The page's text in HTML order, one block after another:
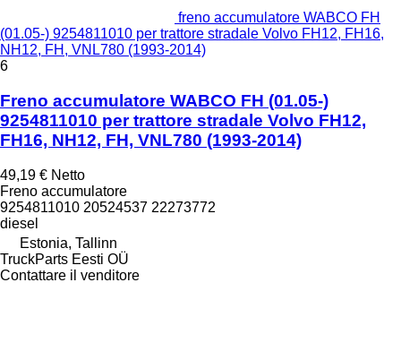
freno accumulatore WABCO FH
(01.05-) 9254811010 per trattore stradale Volvo FH12, FH16,
NH12, FH, VNL780 (1993-2014)
6
Freno accumulatore WABCO FH (01.05-)
9254811010 per trattore stradale Volvo FH12,
FH16, NH12, FH, VNL780 (1993-2014)
49,19 € Netto
Freno accumulatore
9254811010 20524537 22273772
diesel
Estonia, Tallinn
TruckParts Eesti OÜ
Contattare il venditore